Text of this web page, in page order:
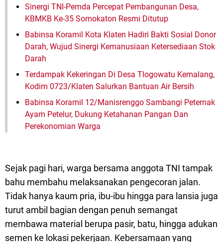
Sinergi TNI-Pemda Percepat Pembangunan Desa,
KBMKB Ke-35 Somokaton Resmi Ditutup
Babinsa Koramil Kota Klaten Hadiri Bakti Sosial Donor
Darah, Wujud Sinergi Kemanusiaan Ketersediaan Stok
Darah
Terdampak Kekeringan Di Desa Tlogowatu Kemalang,
Kodim 0723/Klaten Salurkan Bantuan Air Bersih
Babinsa Koramil 12/Manisrenggo Sambangi Peternak
Ayam Petelur, Dukung Ketahanan Pangan Dan
Perekonomian Warga
Sejak pagi hari, warga bersama anggota TNI tampak
bahu membahu melaksanakan pengecoran jalan.
Tidak hanya kaum pria, ibu-ibu hingga para lansia juga
turut ambil bagian dengan penuh semangat
membawa material berupa pasir, batu, hingga adukan
semen ke lokasi pekerjaan. Kebersamaan yang